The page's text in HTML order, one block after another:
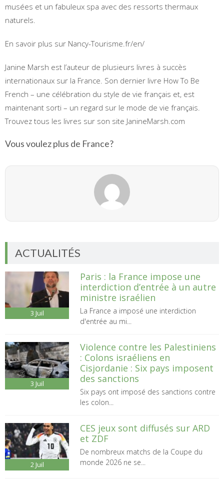
musées et un fabuleux spa avec des ressorts thermaux
naturels.
En savoir plus sur Nancy-Tourisme.fr/en/
Janine Marsh est l’auteur de plusieurs livres à succès
internationaux sur la France. Son dernier livre How To Be
French – une célébration du style de vie français et, est
maintenant sorti – un regard sur le mode de vie français.
Trouvez tous les livres sur son site JanineMarsh.com
Vous voulez plus de France?
ACTUALITÉS
3 Juil
Paris : la France impose une
interdiction d’entrée à un autre
ministre israélien
La France a imposé une interdiction
d'entrée au mi...
3 Juil
Violence contre les Palestiniens
: Colons israéliens en
Cisjordanie : Six pays imposent
des sanctions
Six pays ont imposé des sanctions contre
les colon...
2 Juil
CES jeux sont diffusés sur ARD
et ZDF
De nombreux matchs de la Coupe du
monde 2026 ne se...